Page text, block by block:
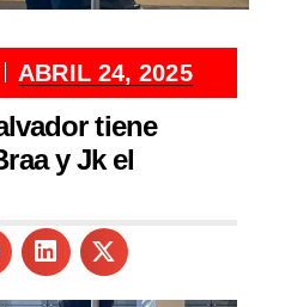
ABRIL 24, 2025
tiene
y Jk el